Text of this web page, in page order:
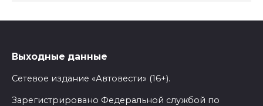
Выходные данные
Сетевое издание «Автовести» (16+).
Зарегистрировано Федеральной службой по